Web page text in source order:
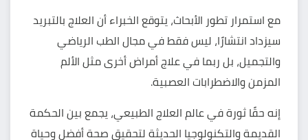
مع استمرار تطور الأبحاث، يتوقع الخبراء أن العلاج بالتبريد
سيزداد انتشارًا، ليس فقط في مجال الطب الرياضي
والتجميل، بل ربما في علاج أمراض أخرى مثل الألم
المزمن والاضطرابات العصبية.
إنه حقًا ثورة في عالم العلاج الطبيعي، يجمع بين الحكمة
القديمة والتكنولوجيا الحديثة لتحقيق صحة أفضل وحياة